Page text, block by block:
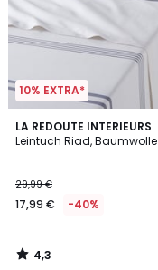
10% EXTRA*
LA REDOUTE INTERIEURS
Leintuch Riad, Baumwolle
29,99 €
17,99 € -40%
4,3
/ 5
4,3
/